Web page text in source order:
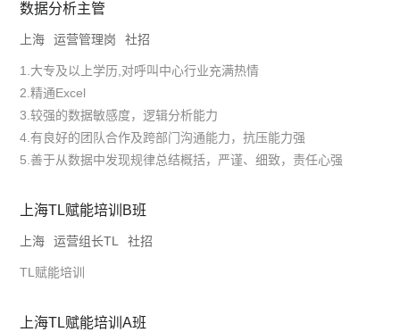
数据分析主管
上海 运营管理岗 社招
1.大专及以上学历,对呼叫中心行业充满热情
2.精通Excel
3.较强的数据敏感度，逻辑分析能力
4.有良好的团队合作及跨部门沟通能力，抗压能力强
5.善于从数据中发现规律总结概括，严谨、细致，责任心强
上海TL赋能培训B班
上海 运营组长TL 社招
TL赋能培训
上海TL赋能培训A班